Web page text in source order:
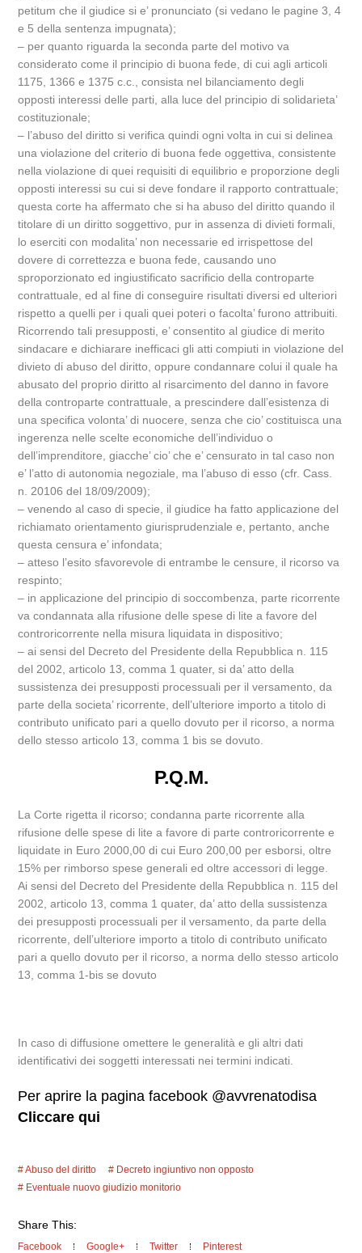
petitum che il giudice si e’ pronunciato (si vedano le pagine 3, 4
e 5 della sentenza impugnata);
– per quanto riguarda la seconda parte del motivo va
considerato come il principio di buona fede, di cui agli articoli
1175, 1366 e 1375 c.c., consista nel bilanciamento degli
opposti interessi delle parti, alla luce del principio di solidarieta’
costituzionale;
– l’abuso del diritto si verifica quindi ogni volta in cui si delinea
una violazione del criterio di buona fede oggettiva, consistente
nella violazione di quei requisiti di equilibrio e proporzione degli
opposti interessi su cui si deve fondare il rapporto contrattuale;
questa corte ha affermato che si ha abuso del diritto quando il
titolare di un diritto soggettivo, pur in assenza di divieti formali,
lo eserciti con modalita’ non necessarie ed irrispettose del
dovere di correttezza e buona fede, causando uno
sproporzionato ed ingiustificato sacrificio della controparte
contrattuale, ed al fine di conseguire risultati diversi ed ulteriori
rispetto a quelli per i quali quei poteri o facolta’ furono attribuiti.
Ricorrendo tali presupposti, e’ consentito al giudice di merito
sindacare e dichiarare inefficaci gli atti compiuti in violazione del
divieto di abuso del diritto, oppure condannare colui il quale ha
abusato del proprio diritto al risarcimento del danno in favore
della controparte contrattuale, a prescindere dall’esistenza di
una specifica volonta’ di nuocere, senza che cio’ costituisca una
ingerenza nelle scelte economiche dell’individuo o
dell’imprenditore, giacche’ cio’ che e’ censurato in tal caso non
e’ l’atto di autonomia negoziale, ma l’abuso di esso (cfr. Cass.
n. 20106 del 18/09/2009);
– venendo al caso di specie, il giudice ha fatto applicazione del
richiamato orientamento giurisprudenziale e, pertanto, anche
questa censura e’ infondata;
– atteso l’esito sfavorevole di entrambe le censure, il ricorso va
respinto;
– in applicazione del principio di soccombenza, parte ricorrente
va condannata alla rifusione delle spese di lite a favore del
controricorrente nella misura liquidata in dispositivo;
– ai sensi del Decreto del Presidente della Repubblica n. 115
del 2002, articolo 13, comma 1 quater, si da’ atto della
sussistenza dei presupposti processuali per il versamento, da
parte della societa’ ricorrente, dell’ulteriore importo a titolo di
contributo unificato pari a quello dovuto per il ricorso, a norma
dello stesso articolo 13, comma 1 bis se dovuto.
P.Q.M.
La Corte rigetta il ricorso; condanna parte ricorrente alla
rifusione delle spese di lite a favore di parte controricorrente e
liquidate in Euro 2000,00 di cui Euro 200,00 per esborsi, oltre
15% per rimborso spese generali ed oltre accessori di legge.
Ai sensi del Decreto del Presidente della Repubblica n. 115 del
2002, articolo 13, comma 1 quater, da’ atto della sussistenza
dei presupposti processuali per il versamento, da parte della
ricorrente, dell’ulteriore importo a titolo di contributo unificato
pari a quello dovuto per il ricorso, a norma dello stesso articolo
13, comma 1-bis se dovuto
In caso di diffusione omettere le generalità e gli altri dati
identificativi dei soggetti interessati nei termini indicati.
Per aprire la pagina facebook @avvrenatodisa
Cliccare qui
Abuso del diritto
Decreto ingiuntivo non opposto
Eventuale nuovo giudizio monitorio
Share This:
Facebook Google+ Twitter Pinterest